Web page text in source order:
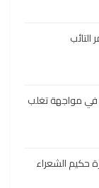
في مواجهة تغلب
حكيم الشعراء